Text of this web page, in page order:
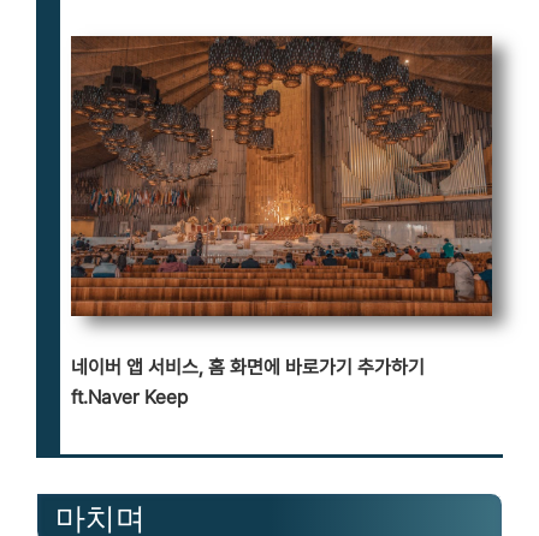
네이버 앱 서비스, 홈 화면에 바로가기 추가하기
ft.Naver Keep
마치며